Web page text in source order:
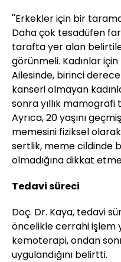
''Erkekler için bir
Daha çok tesadüfen
tarafta yer alan
görünmeli. Kadınlar
Ailesinde, birinci
kanseri olmayan
sonra yıllık mamografi
Ayrıca, 20 yaşını
memesini fiziksel
sertlik, meme cildinde
olmadığına dikkat
Tedavi süreci
Doç. Dr. Kaya, tedavi
öncelikle cerrahi işlem
kemoterapi, ondan
uygulandığını belirtti.